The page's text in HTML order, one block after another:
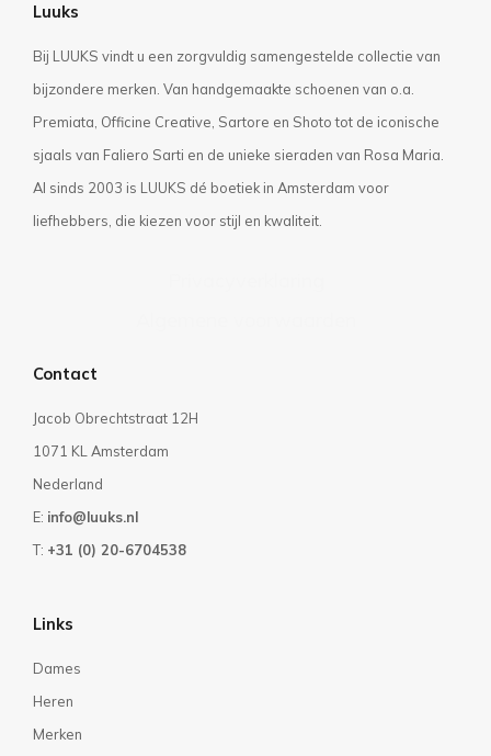
Luuks
Bij LUUKS vindt u een zorgvuldig samengestelde collectie van
bijzondere merken. Van handgemaakte schoenen van o.a.
Premiata, Officine Creative, Sartore en Shoto tot de iconische
sjaals van Faliero Sarti en de unieke sieraden van Rosa Maria.
Al sinds 2003 is LUUKS dé boetiek in Amsterdam voor
liefhebbers, die kiezen voor stijl en kwaliteit.
Contact
Jacob Obrechtstraat 12H
1071 KL Amsterdam
Nederland
E: info@luuks.nl
T: +31 (0) 20-6704538
Links
Dames
Heren
Merken